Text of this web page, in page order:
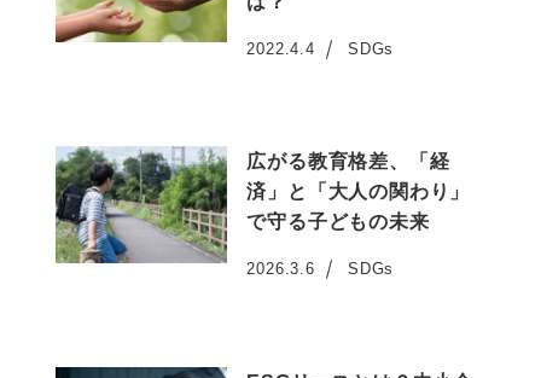
投稿日
2022.4.4 SDGs
広がる教育格差、「経
済」と「大人の関わり」
で守る子どもの未来
投稿日
2026.3.6 SDGs